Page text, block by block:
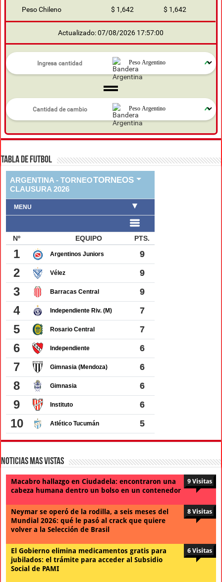
Peso Chileno $ 1,642 $ 1,642
Actualizado: 07/08/2026 17:57:00
TABLA DE FUTBOL
Noticias Mas Vistas
Macabro hallazgo en Ciudadela: encontraron una
cabeza humana dentro un bolso en un contenedor
9 Visitas
Neymar se operó de la rodilla, a seis meses del
Mundial 2026: qué le pasó al crack que quiere
volver a la Selección de Brasil
8 Visitas
El Gobierno elimina medicamentos gratis para
jubilados: el trámite para acceder al Subsidio
Social de PAMI
6 Visitas